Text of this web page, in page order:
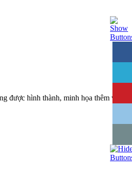
được hình thành, minh họa thêm về